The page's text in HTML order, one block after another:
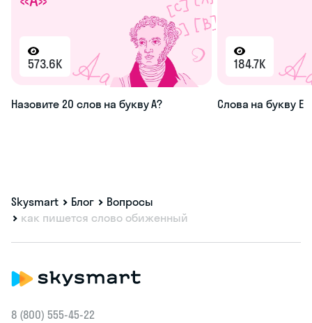
573.6K
Назовите 20 слов на букву А?
184.7K
Слова на букву Е
Skysmart Блог
Вопросы
как пишется слово обиженный
8 (800) 555‑45-22